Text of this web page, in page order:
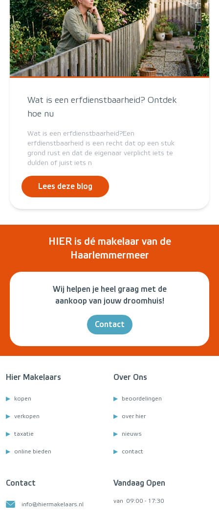
Wat is een erfdienstbaarheid? Ontdek
hoe nu
Wat is een erfdienstbaarheid?Een
erfdienstbaarheid is een recht dat op een stuk
grond rust en dat de eigenaar verplicht iets te
dulden of juist iets n
Lees deze blog
HIER is dé makelaar van de
Haarlemmermeer
Wij helpen je heel graag met de
aankoop van jouw droomhuis!
Contact
Hier Makelaars
kopen
verkopen
taxatie
online bieden
Over Ons
beoordelingen
over hier
nieuws
contact
Contact
info@hiermakelaars.nl
Vandaag Open
van 09:00 - 17:30